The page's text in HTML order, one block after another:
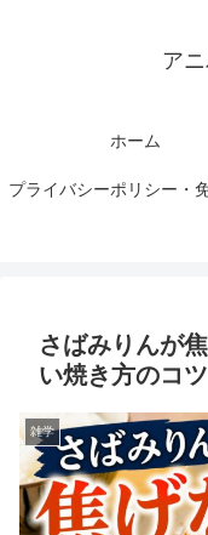
ア
ホーム
プライバシーポリシー・
さばみりんが
い焼き方のコツ
雑学